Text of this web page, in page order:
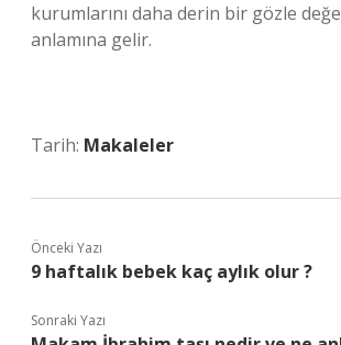
kurumlarını daha derin bir gözle
anlamına gelir.
Tarih: Makaleler
Önceki Yazı
9 haftalık bebek kaç aylık olur ?
Sonraki Yazı